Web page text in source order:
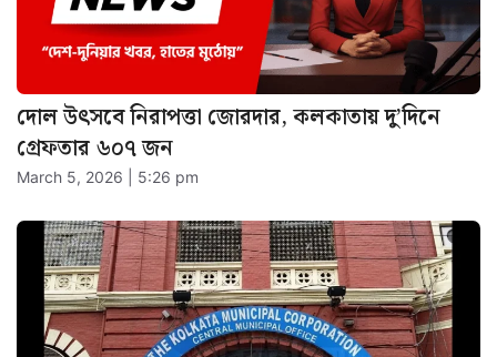
দোল উৎসবে নিরাপত্তা জোরদার, কলকাতায় দু’দিনে
গ্রেফতার ৬০৭ জন
March 5, 2026 | 5:26 pm